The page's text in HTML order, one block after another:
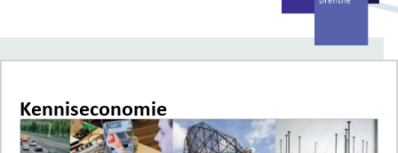
Kenniseconomie